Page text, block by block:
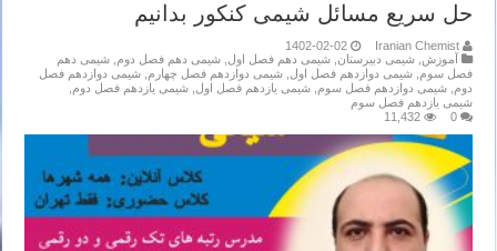
حل سریع مسائل شیمی کنکور بدانیم
Iranian Chemist
1402-02-02
آموزش شیمی دبیرستان شیمی دهم فصل اول شیمی دهم فصل دوم شیمی دهم
فصل سوم شیمی دوازدهم فصل اول شیمی دوازدهم فصل چهارم شیمی دوازدهم فصل
دوم شیمی دوازدهم فصل سوم شیمی یازدهم فصل اول شیمی یازدهم فصل دوم
شیمی یازدهم فصل سوم
0
11,432